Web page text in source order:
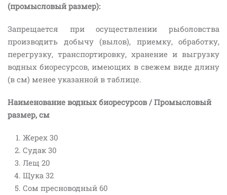
(промысловый размер):
Запрещается при осуществлении рыболовства
производить добычу (вылов), приемку, обработку,
перегрузку, транспортировку, хранение и выгрузку
водных биоресурсов, имеющих в свежем виде длину
(в см) менее указанной в таблице.
Наименование водных биоресурсов / Промысловый
размер, см
Жерех 30
Судак 30
Лещ 20
Щука 32
Сом пресноводный 60